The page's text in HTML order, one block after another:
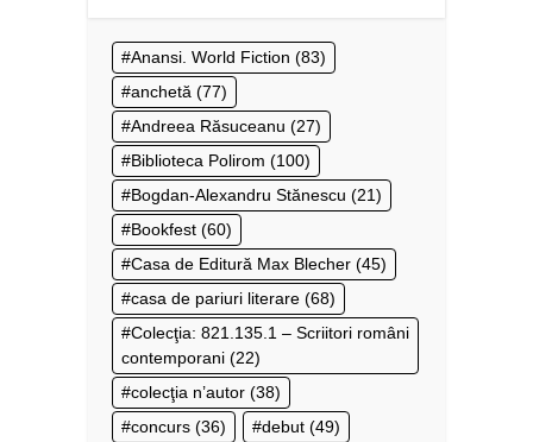
Anansi. World Fiction (83)
anchetă (77)
Andreea Răsuceanu (27)
Biblioteca Polirom (100)
Bogdan-Alexandru Stănescu (21)
Bookfest (60)
Casa de Editură Max Blecher (45)
casa de pariuri literare (68)
Colecţia: 821.135.1 – Scriitori români
contemporani (22)
colecţia n’autor (38)
concurs (36) debut (49)